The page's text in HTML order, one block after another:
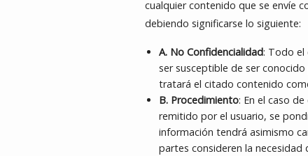
cualquier contenido que se envíe
debiendo significarse lo siguiente:
A. No Confidencialidad: Todo el
ser susceptible de ser
tratará el citado contenido
B. Procedimiento: En el caso
remitido por el usuario, se
información tendrá asimismo
partes consideren la